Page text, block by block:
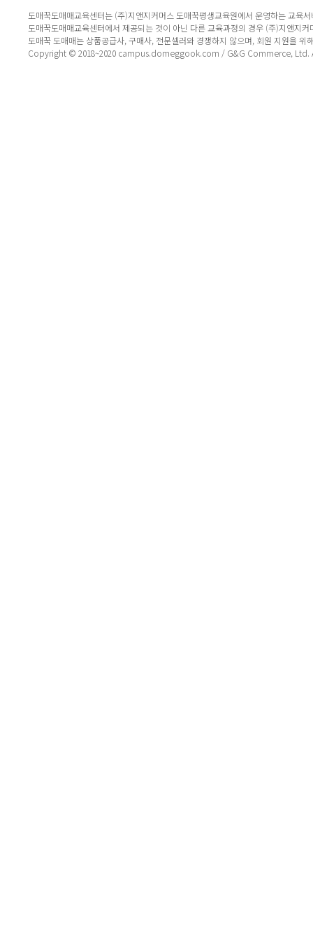
도매꾹도매매교육센터는 (주)지앤지커머스 도매꾹평생교육원에서 운영하는 교육
도매꾹도매매교육센터에서 제공되는 것이 아닌 다른 교육과정의 경우 (주)지앤지
도매꾹 도매매는 상품공급사, 구매사, 전문셀러와 경쟁하지 않으며, 회원 지원을 위
Copyright © 2018~2020 campus.domeggook.com / G&G Commerce, Ltd.